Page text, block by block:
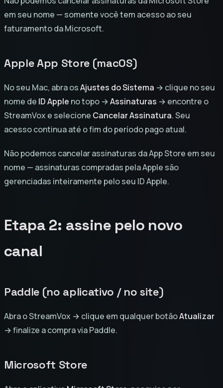
em seu nome — somente você tem acesso ao seu
faturamento da Microsoft.
Apple App Store (macOS)
No seu Mac, abra osAjustes do Sistema → clique no seu
nome de ID Apple no topo →Assinaturas → encontre o
StreamVox e selecione Cancelar Assinatura. Seu
acesso continua até o fim do período pago atual.
Não podemos cancelar assinaturas da App Store em seu
nome — assinaturas compradas pela Apple são
gerenciadas inteiramente pelo seu ID Apple.
Etapa 2: assine pelo novo
canal
Paddle (no aplicativo / no site)
Abra o StreamVox → clique em qualquer botãoAtualizar
→ finalize a compra via Paddle.
Microsoft Store